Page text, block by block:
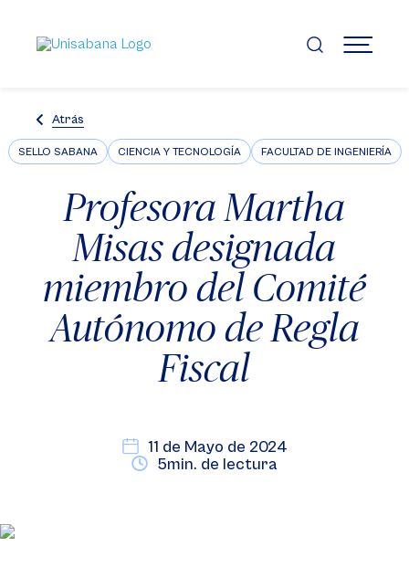
contenido
principal
MENÚ
Atrás
SELLO SABANA CIENCIA Y TECNOLOGÍA FACULTAD DE INGENIERÍA
Profesora Martha
Misas designada
miembro del Comité
Autónomo de Regla
Fiscal
11 de Mayo de 2024
5min. de lectura